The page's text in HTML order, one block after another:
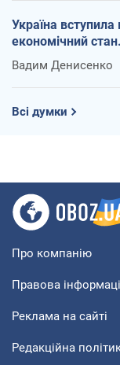
Україна
економічний
Вадим Денисенко
Всі думки
Про компанію
Правова
Реклама на сайті
Редакційна